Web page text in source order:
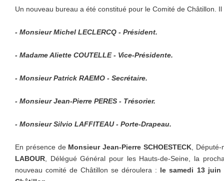
Un nouveau bureau a été constitué pour le Comité de Châtillon.
- Monsieur Michel LECLERCQ - Président.
- Madame Aliette COUTELLE - Vice-Présidente.
- Monsieur Patrick RAEMO - Secrétaire.
- Monsieur Jean-Pierre PERES - Trésorier.
- Monsieur Silvio LAFFITEAU - Porte-Drapeau.
En présence de Monsieur Jean-Pierre SCHOESTECK ,
LABOUR , Délégué Général pour les Hauts-de-Seine, la
nouveau comité de Châtillon se déroulera : le samedi 13 juin